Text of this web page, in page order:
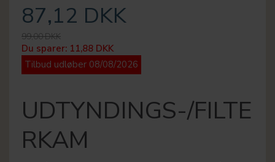
87,12 DKK
99,00 DKK
Du sparer: 11,88 DKK
Tilbud udløber 08/08/2026
UDTYNDINGS-/FILTE
RKAM